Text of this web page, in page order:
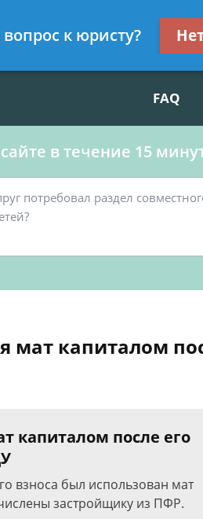
социальные вопросы
FAQ
в течение 15
мат капиталом
капиталом после его
взноса был использован мат
застройщику из ПФР.
вопрос к юристу?